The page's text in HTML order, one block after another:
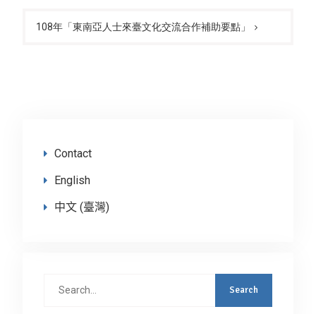
108年「東南亞人士來臺文化交流合作補助要點」
Contact
English
中文 (臺灣)